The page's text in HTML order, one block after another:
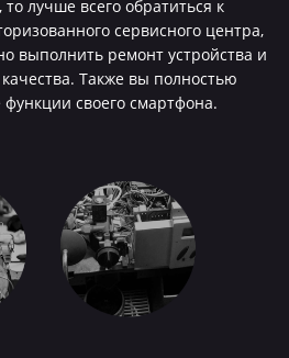
лучше всего обратиться к
сервисного центра,
выполнить ремонт устройства и
Также вы полностью
функции своего смартфона.